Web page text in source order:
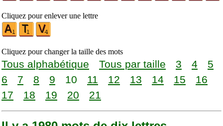
Cliquez pour enlever une lettre
Cliquez pour changer la taille des mots
Tous alphabétique Tous par taille 3 4
5
6
7 8 9 10 11 12 13 14 15
16
17
18 19 20 21